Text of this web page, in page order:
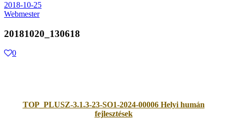
2018-10-25
Webmester
20181020_130618
0
TOP_PLUSZ-3.1.3-23-SO1-2024-00006 Helyi humán
fejlesztések